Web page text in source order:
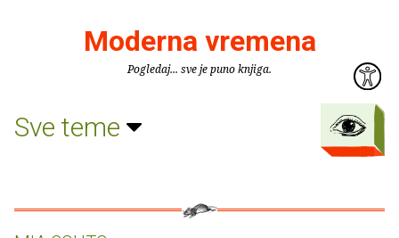
Moderna vremena
Pogledaj... sve je puno knjiga.
Sve teme